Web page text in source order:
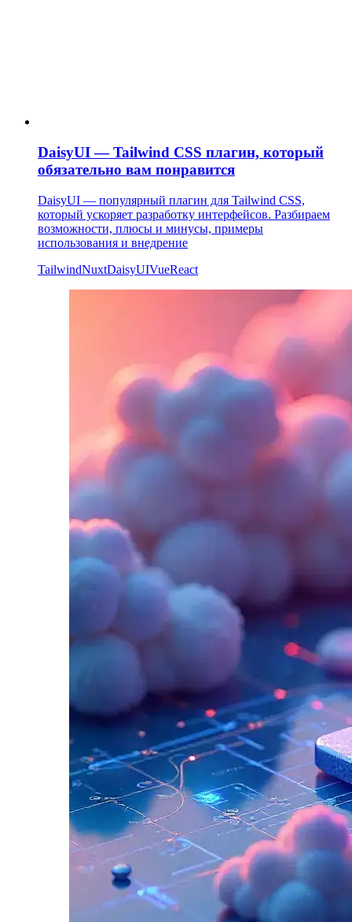
DaisyUI — Tailwind CSS плагин, который
обязательно вам понравится
DaisyUI — популярный плагин для Tailwind CSS,
который ускоряет разработку интерфейсов. Разбираем
возможности, плюсы и минусы, примеры
использования и внедрение
TailwindNuxtDaisyUIVueReact